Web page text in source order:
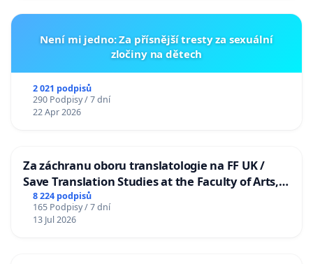
Není mi jedno: Za přísnější tresty za sexuální
zločiny na dětech
2 021 podpisů
290 Podpisy / 7 dní
22 Apr 2026
Za záchranu oboru translatologie na FF UK /
Save Translation Studies at the Faculty of Arts,
Charles University
8 224 podpisů
165 Podpisy / 7 dní
13 Jul 2026